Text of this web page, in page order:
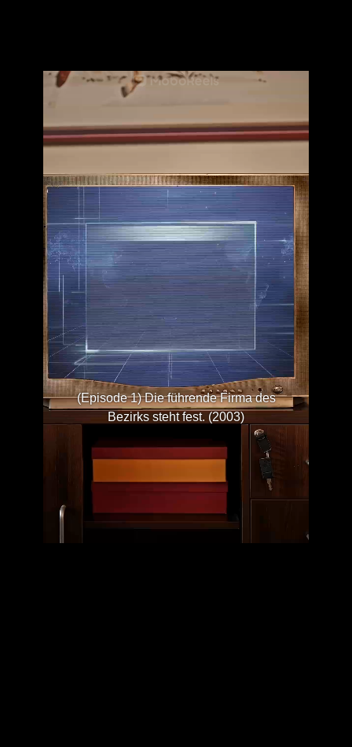
(Episode 1) Die führende Firma des
Bezirks steht fest. (2003)